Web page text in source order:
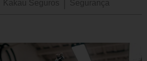
Kakau Seguros Segurança